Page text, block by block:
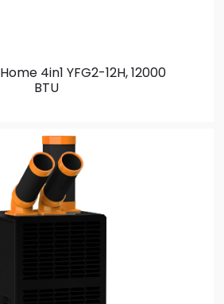
Home 4in1 YFG2-12H, 12000
BTU